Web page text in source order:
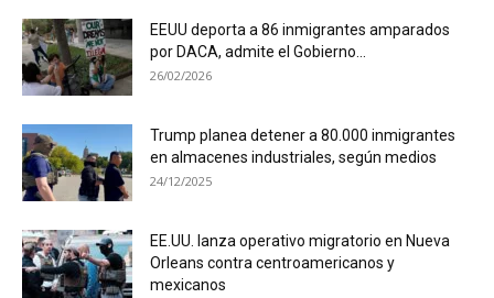
EEUU deporta a 86 inmigrantes amparados
por DACA, admite el Gobierno...
26/02/2026
Trump planea detener a 80.000 inmigrantes
en almacenes industriales, según medios
24/12/2025
EE.UU. lanza operativo migratorio en Nueva
Orleans contra centroamericanos y
mexicanos